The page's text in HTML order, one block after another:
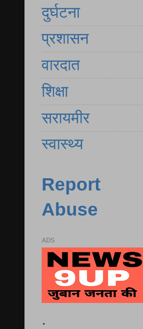
दुर्घटना
प्रशासन
वारदात
शिक्षा
सरायमीर
स्वास्थ्य
Report
Abuse
ADS
.